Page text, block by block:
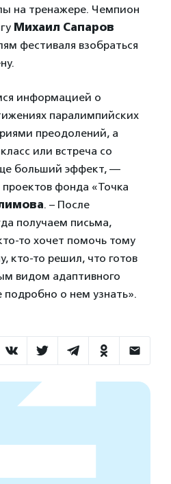
на тренажере. Чемпион
Михаил Сапаров
фестиваля взобраться
информацией о
паралимпийских
преодолений, а
или встреча со
больший эффект, —
фонда «Точка
. – После
получаем письма,
то хочет помочь тому
кто-то решил, что готов
видом адаптивного
подробно о нем узнать».